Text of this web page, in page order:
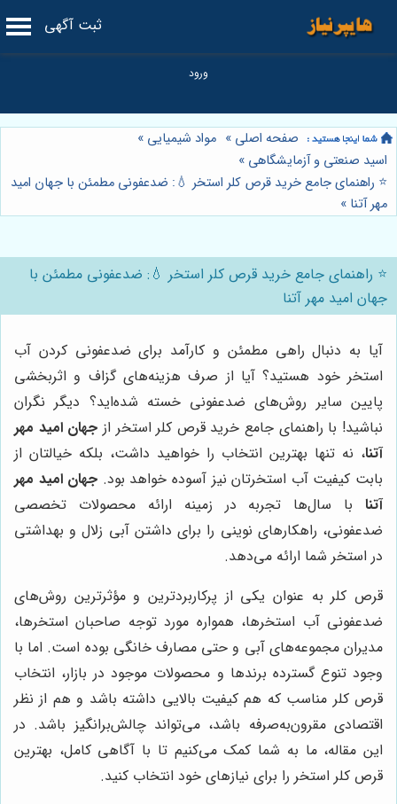
ثبت آگهی
صفحه اصلی » مواد شیمیایی »
اسید صنعتی و آزمایشگاهی »
⭐️ راهنمای جامع خرید قرص کلر استخر 💧: ضدعفونی مطمئن با جهان امید
مهر آتنا »
⭐️ راهنمای جامع خرید قرص کلر استخر 💧: ضدعفونی مطمئن با
جهان امید مهر آتنا
آیا به دنبال راهی مطمئن و کارآمد برای ضدعفونی کردن آب
استخر خود هستید؟ آیا از صرف هزینه‌های گزاف و اثربخشی
پایین سایر روش‌های ضدعفونی خسته شده‌اید؟ دیگر نگران
نباشید! با راهنمای جامع خرید قرص کلر استخر از جهان امید مهر
آتنا، نه تنها بهترین انتخاب را خواهید داشت، بلکه خیالتان از
بابت کیفیت آب استخرتان نیز آسوده خواهد بود. جهان امید مهر
آتنا با سال‌ها تجربه در زمینه ارائه محصولات تخصصی
ضدعفونی، راهکارهای نوینی را برای داشتن آبی زلال و بهداشتی
در استخر شما ارائه می‌دهد.
قرص کلر به عنوان یکی از پرکاربردترین و مؤثرترین روش‌های
ضدعفونی آب استخرها، همواره مورد توجه صاحبان استخرها،
مدیران مجموعه‌های آبی و حتی مصارف خانگی بوده است. اما با
وجود تنوع گسترده برندها و محصولات موجود در بازار، انتخاب
قرص کلر مناسب که هم کیفیت بالایی داشته باشد و هم از نظر
اقتصادی مقرون‌به‌صرفه باشد، می‌تواند چالش‌برانگیز باشد. در
این مقاله، ما به شما کمک می‌کنیم تا با آگاهی کامل، بهترین
قرص کلر استخر را برای نیازهای خود انتخاب کنید.